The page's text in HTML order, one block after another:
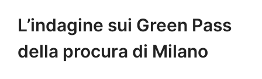
L’indagine sui Green Pass
della procura di Milano